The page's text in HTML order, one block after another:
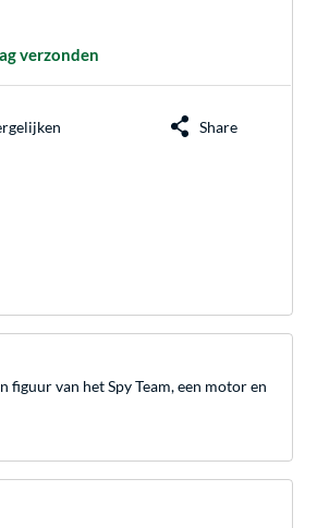
verzonden
Share
figuur van het Spy Team, een motor en